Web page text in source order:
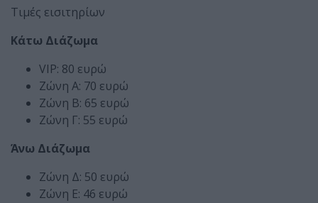
Τιμές εισιτηρίων
Κάτω Διάζωμα
VIP: 80 ευρώ
Ζώνη A: 70 ευρώ
Ζώνη B: 65 ευρώ
Ζώνη Γ: 55 ευρώ
Άνω Διάζωμα
Ζώνη Δ: 50 ευρώ
Ζώνη E: 46 ευρώ